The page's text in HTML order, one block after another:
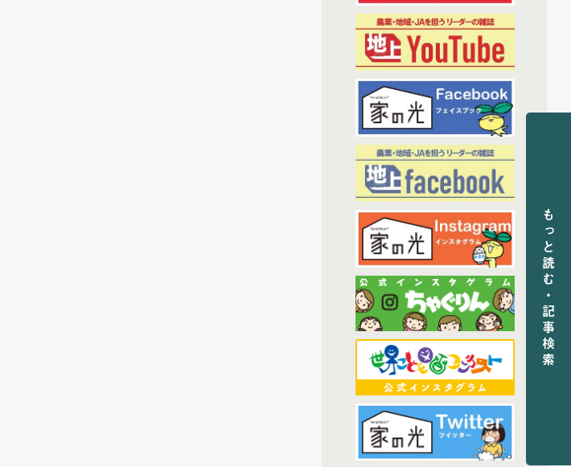
2023年12月配信(6)
2024年配信 (70)
2024年1月配信 (6)
2024年2月配信(7)
2024年3月配信(6)
2024年4月配信(6)
2024年5月配信 (6)
2024年6月配信(5)
2024年7月配信 (6)
2024年8月配信(6)
2024年9月配信 (6)
2024年10月配信(6)
2024年11月配信(5)
2024年12月配信(5)
2025年配信(68)
2025年11月配信(6)
2025年12月配信(5)
もっと読む・記事検索